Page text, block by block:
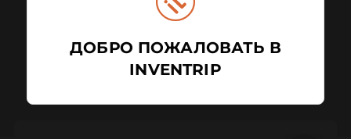
ДОБРО ПОЖАЛОВАТЬ В
INVENTRIP